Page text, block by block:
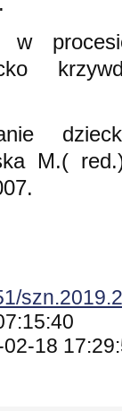
w
M.(
02-18